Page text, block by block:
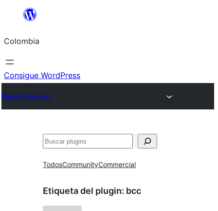
Saltar
contenido
Colombia
Consigue WordPress
Plugin Directory
Buscar
TodosCommunityCommercial
Etiqueta del plugin: bcc